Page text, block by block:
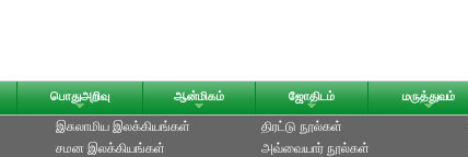
பொதுஅறிவு ஆன்மிகம் ஜோதிடம் மருத்துவம்
இசுலாமிய இலக்கியங்கள்
சமன இலக்கியங்கள்
திரட்டு நூல்கள்
அவ்வையார் நூல்கள்